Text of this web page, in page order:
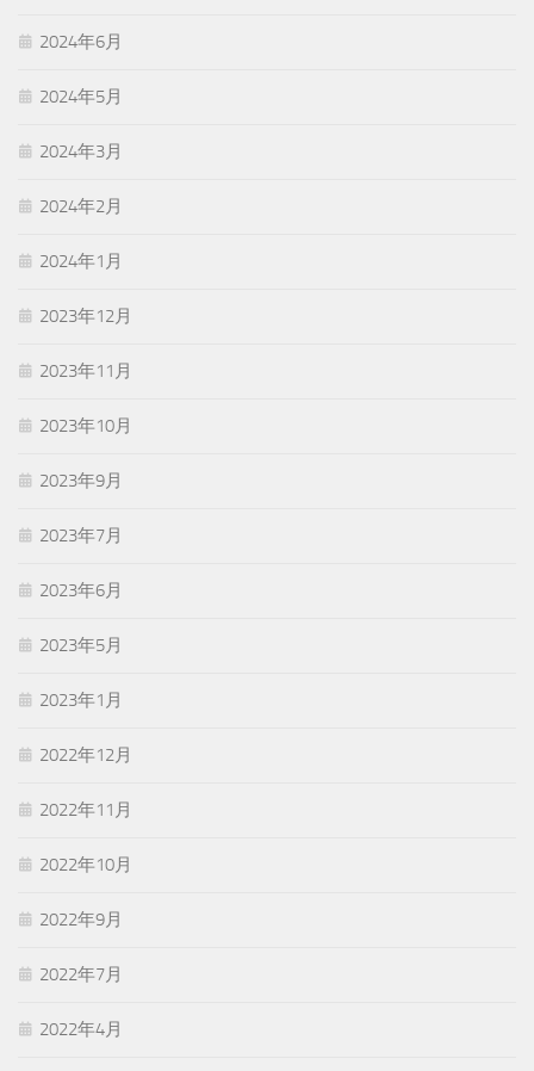
2024年6月
2024年5月
2024年3月
2024年2月
2024年1月
2023年12月
2023年11月
2023年10月
2023年9月
2023年7月
2023年6月
2023年5月
2023年1月
2022年12月
2022年11月
2022年10月
2022年9月
2022年7月
2022年4月